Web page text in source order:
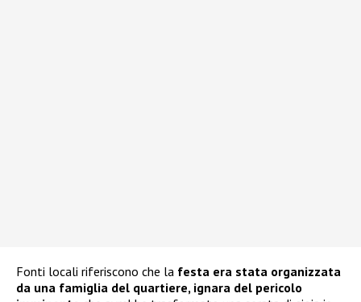
Fonti locali riferiscono che la festa era stata organizzata
da una famiglia del quartiere, ignara del pericolo